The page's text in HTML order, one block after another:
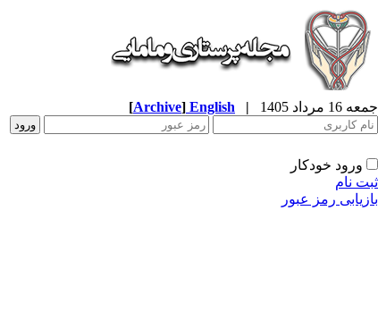
جمعه 16 مرداد 1405 |
English
[Archive]
ورود خودکار
ثبت نام
بازیابی رمز عبور